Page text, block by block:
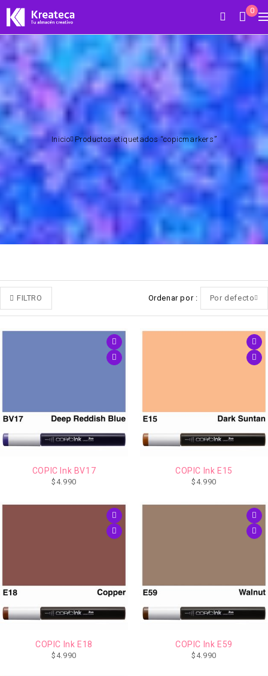
0
Inicio Productos etiquetados “copicmarkers”
FILTRO Ordenar por Por defecto
COPIC Ink BV17
$ 4.990
COPIC Ink E15
$ 4.990
COPIC Ink E18
$ 4.990
COPIC Ink E59
$ 4.990